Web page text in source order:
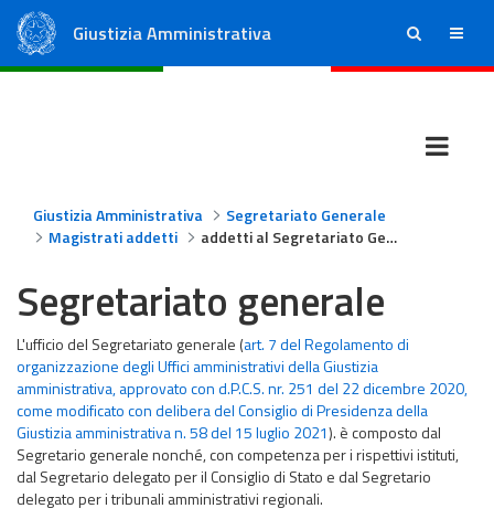
Giustizia Amministrativa ricerca menu
Giustizia Amministrativa
Segretariato Generale
Magistrati addetti
addetti al Segretariato Generale
Segretariato generale
L'ufficio del Segretariato generale (art. 7 del Regolamento di
organizzazione degli Uffici amministrativi della Giustizia
amministrativa, approvato con d.P.C.S. nr. 251 del 22 dicembre 2020,
come modificato con delibera del Consiglio di Presidenza della
Giustizia amministrativa n. 58 del 15 luglio 2021). è composto dal
Segretario generale nonché, con competenza per i rispettivi istituti,
dal Segretario delegato per il Consiglio di Stato e dal Segretario
delegato per i tribunali amministrativi regionali.